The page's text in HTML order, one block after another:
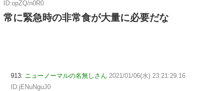
ID:opZQ/n0R0
常に緊急時の非常食が大量に必要だな
913: ニューノーマルの名無しさん 2021/01/06(水) 23:21:29.16
ID:jENuNguJ0